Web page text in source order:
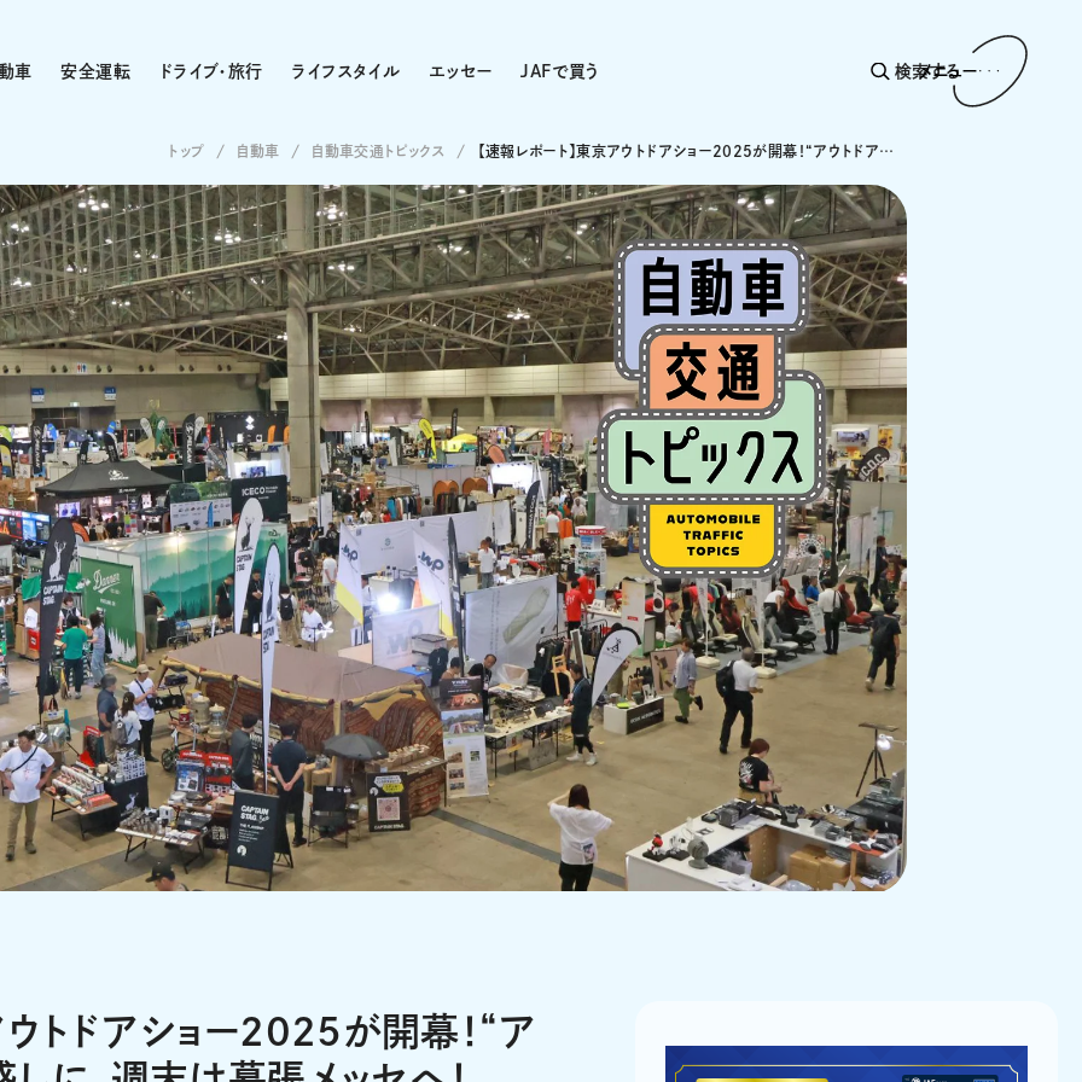
車 安全運転 ドライブ・旅行 ライフスタイル エッセー JAFで買う 検索する
メニュー
トップ 自動車 自動車交通トピックス 【速報レポート】東京アウトドアショー2025が開幕！“アウトドアの未来”を体感しに、週末は幕張メッセへ！
ウトドアショー2025が開幕！“ア